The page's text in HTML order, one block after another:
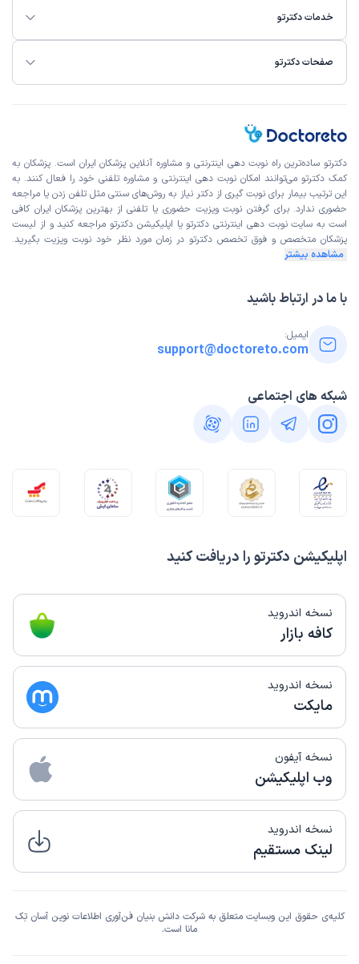
خدمات دکترتو
صفحات دکترتو
اپلیکیشن دکترتو را دریافت کنید
نسخه اندروید
کافه بازار
نسخه اندروید
مایکت
نسخه آیفون
وب اپلیکیشن
نسخه اندروید
لینک مستقیم
دکترتو ساده‌ترین راه نوبت‌ دهی اینترنتی و مشاوره آنلاین پزشکان ایران است. پزشکان به
کمک دکترتو می‌توانند امکان نوبت دهی اینترنتی و مشاوره تلفنی خود را فعال کنند. به
این ترتیب بیمار برای نوبت گیری از دکتر نیاز به روش‌های سنتی مثل تلفن زدن یا مراجعه
حضوری ندارد. برای گرفتن نوبت ویزیت حضوری یا تلفنی از بهترین پزشکان ایران کافی
است به سایت نوبت دهی اینترنتی دکترتو یا اپلیکیشن دکترتو مراجعه کنید و از لیست
پزشکان متخصص و فوق تخصص دکترتو در زمان مورد نظر خود نوبت ویزیت بگیرید.
مشاهده بیشتر
با ما در ارتباط باشید
ایمیل:
support@doctoreto.com
شبکه های اجتماعی
کلیه‌ی حقوق این وبسایت متعلق به شرکت دانش بنیان فن‌آوری اطلاعات نوین آسان تِک
مانا است.